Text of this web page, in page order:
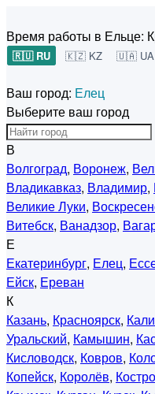
Время работы в Ельце:
🇷🇺 RU 🇰🇿 KZ 🇺🇦 UA
Ваш город: Елец
Выберите ваш город
В
Волгоград, Воронеж,
Владикавказ, Владимир,
Великие Луки,
Витебск, Ванадзор,
Е
Екатеринбург, Елец,
Ейск, Ереван
К
Казань, Красноярск,
Уральский, Камышин,
Кисловодск, Ковров,
Копейск, Королёв,